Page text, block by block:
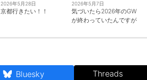
2026年5月28日
京都行きたい！！
2026年5月7日
気づいたら2026年のGW
が終わっていたんですが
Bluesky
Threads